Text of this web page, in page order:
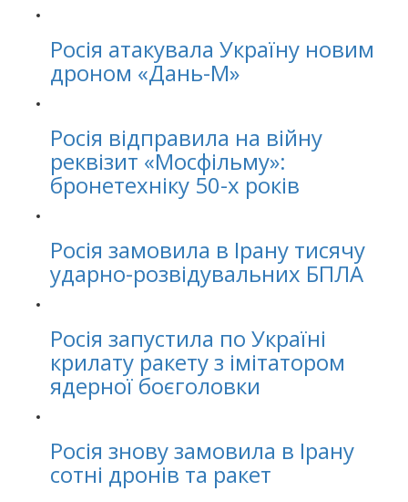
Росія атакувала Україну новим
дроном «Дань-М»
Росія відправила на війну
реквізит «Мосфільму»:
бронетехніку 50-х років
Росія замовила в Ірану тисячу
ударно-розвідувальних БПЛА
Росія запустила по Україні
крилату ракету з імітатором
ядерної боєголовки
Росія знову замовила в Ірану
сотні дронів та ракет